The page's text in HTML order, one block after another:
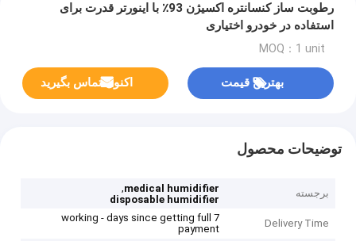
رطوبت ساز کنسانتره اکسیژن 93٪ با اینورتر قدرت برای
استفاده در خودرو اختیاری
MOQ：1 unit
بهترین قیمت اکنون تماس بگیرید
توضیحات محصول
برجسته medical humidifier
,
disposable humidifier
Delivery Time
7 working - days since getting full
payment